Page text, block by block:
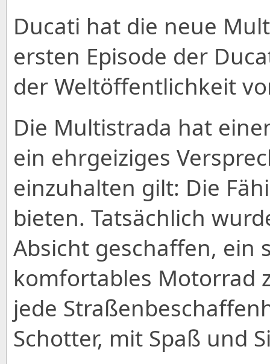
Ducati hat die neue
ersten Episode der
der Weltöffentlichkeit
Die Multistrada hat
ein ehrgeiziges
einzuhalten gilt: Die
bieten. Tatsächlich
Absicht geschaffen, ein
komfortables Motorrad
jede
Schotter, mit Spaß und